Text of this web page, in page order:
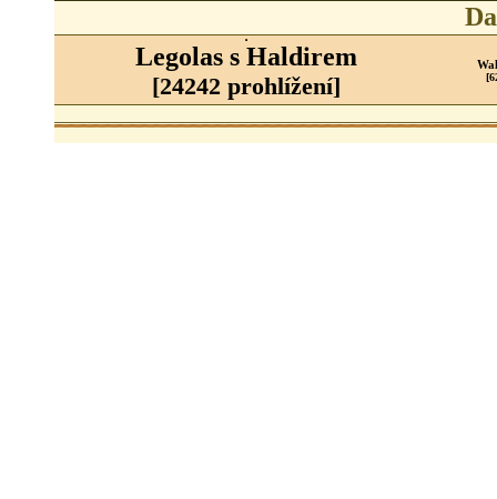
Legolas s Haldirem
[24242 prohlížení]